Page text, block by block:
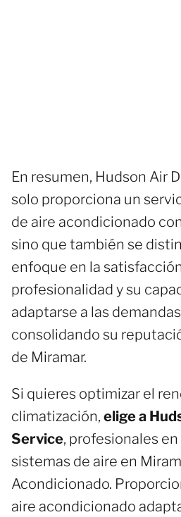
En resumen, Hudson Air
solo proporciona un
de aire acondicionado
sino que también se
enfoque en la
profesionalidad y su
adaptarse a las
consolidando su
de Miramar.
Si quieres optimizar el
climatización, elige a
Service, profesionales
sistemas de aire en
Acondicionado.
aire acondicionado